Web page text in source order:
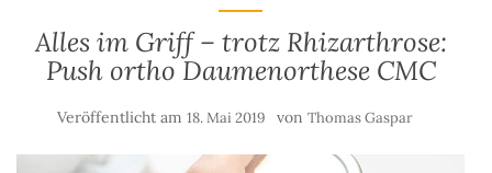
Alles im Griff – trotz Rhizarthrose:
Push ortho Daumenorthese CMC
Veröffentlicht am 18. Mai 2019 von Thomas Gaspar